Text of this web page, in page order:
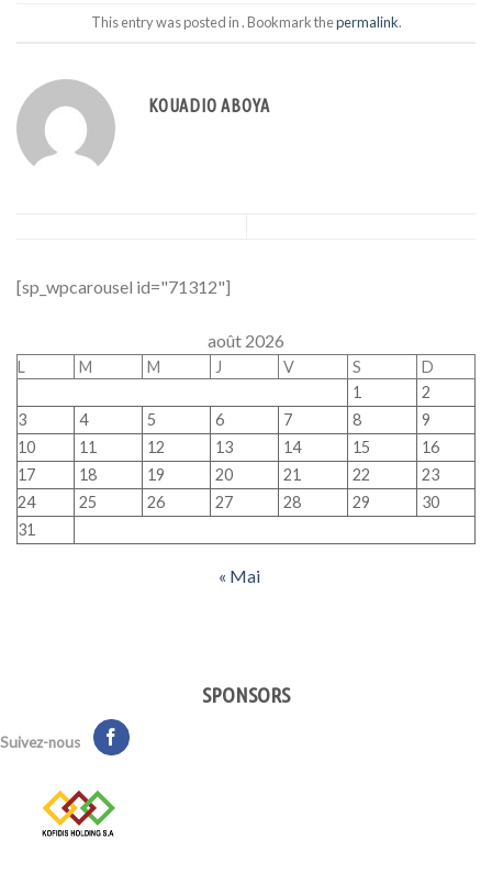
This entry was posted in . Bookmark thepermalink.
KOUADIO ABOYA
[sp_wpcarousel id="71312"]
août 2026
L M M J V S
D
1
2
3
4 5 6 7 8
9
10
11 12 13 14 15
16
17
18 19 20 21 22
23
24
25 26 27 28 29
30
31
« Mai
SPONSORS
Suivez-nous